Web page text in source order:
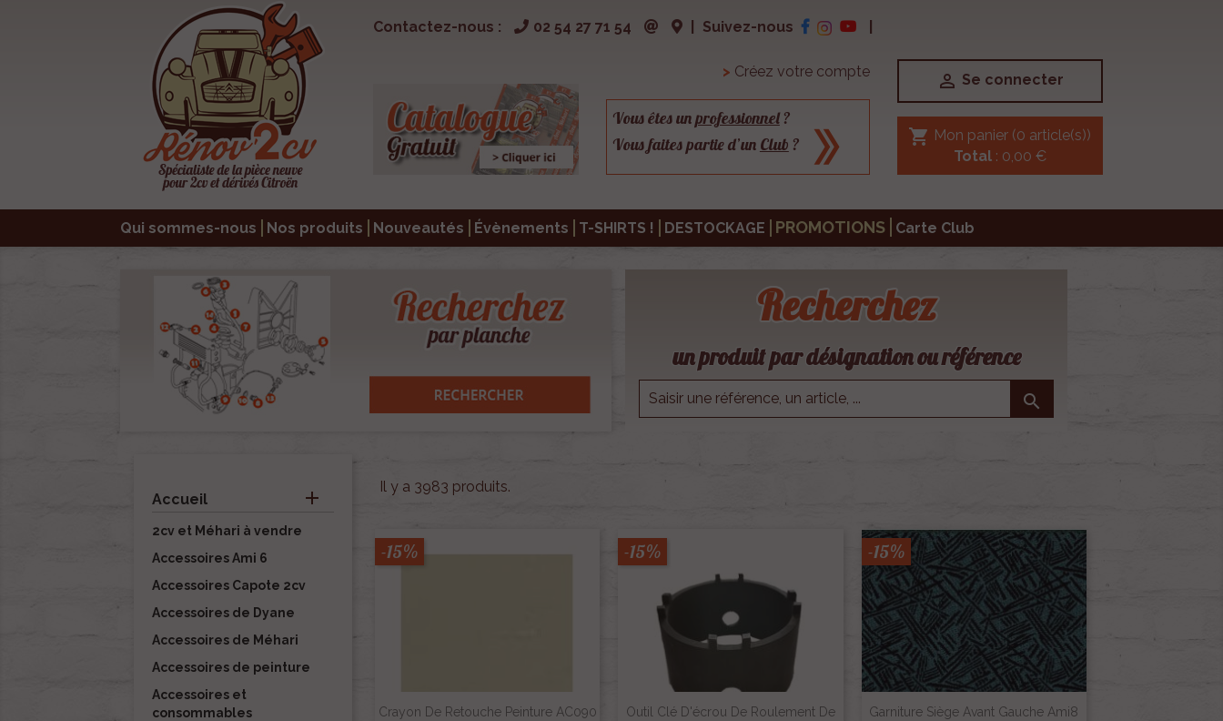
Contactez-nous : 02 54 27 71 54 Suivez-nous
> Créez votre compte
Vous êtes unprofessionnel?
Vous faites partie d’un Club ?
 Se connecter
shopping_cart Mon panier (0 article(s))
Total: 0,00 €
Qui sommes-nous Nos produits Nouveautés Évènements T-SHIRTS ! DESTOCKAGE PROMOTIONS Carte Club
Recherchez
un produit par désignation ou référence

Accueil 
2cv et Méhari à vendre
Accessoires Ami 6
Accessoires Capote 2cv
Accessoires de Dyane
Accessoires de Méhari
Accessoires de peinture
Accessoires et
consommables
Il y a 3983 produits.
Crayon De Retouche Peinture AC090
-15%
Outil Clé D'écrou De Roulement De
-15%
Garniture Siège Avant Gauche Ami8
-15%